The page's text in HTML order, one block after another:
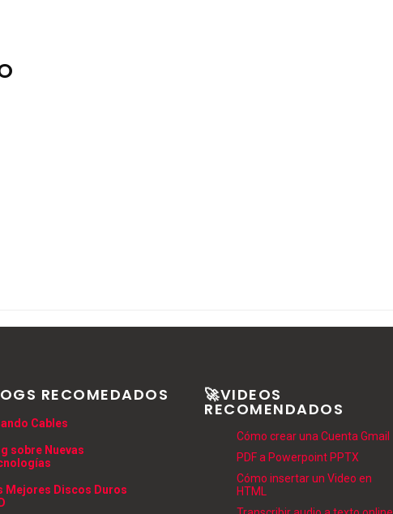
RECOMEDADOS
Cables
sobre Nuevas
Mejores Discos Duros
🚀VIDEOS
RECOMENDADOS
Cómo crear una Cuenta Gmail
PDF a Powerpoint PPTX
Cómo insertar un Video en
HTML